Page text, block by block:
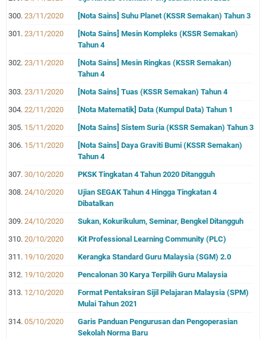
23/11/2020
[Nota Sains] Suhu Planet (KSSR Semakan) Tahun 3
23/11/2020
[Nota Sains] Mesin Kompleks (KSSR Semakan)
Tahun 4
23/11/2020
[Nota Sains] Mesin Ringkas (KSSR Semakan)
Tahun 4
23/11/2020
[Nota Sains] Tuas (KSSR Semakan) Tahun 4
22/11/2020
[Nota Matematik] Data (Kumpul Data) Tahun 1
15/11/2020
[Nota Sains] Sistem Suria (KSSR Semakan) Tahun 3
15/11/2020
[Nota Sains] Daya Graviti Bumi (KSSR Semakan)
Tahun 4
30/10/2020
PKSK Tingkatan 4 Tahun 2020 Ditangguh
24/10/2020
Ujian SEGAK Tahun 4 Hingga Tingkatan 4
Dibatalkan
24/10/2020
Sukan, Kokurikulum, Seminar, Bengkel Ditangguh
20/10/2020
Kit Professional Learning Community (PLC)
19/10/2020
Kerangka Standard Guru Malaysia (SGM) 2.0
19/10/2020
Pencalonan 30 Karya Terpilih Guru Malaysia
12/10/2020
Format Pentaksiran Sijil Pelajaran Malaysia (SPM)
Mulai Tahun 2021
05/10/2020
Garis Panduan Pengurusan dan Pengoperasian
Sekolah Norma Baru